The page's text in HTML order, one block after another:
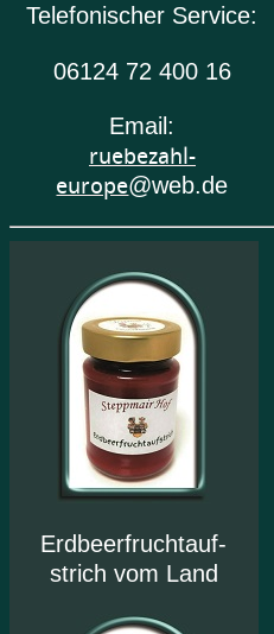
Telefonischer Service:
06124 72 400 16
Email:
ruebezahl-
europe@web.de
Erdbeerfruchtauf-
strich vom Land